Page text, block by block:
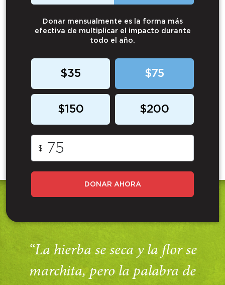
Donar mensualmente es la forma más
efectiva de multiplicar el impacto durante
todo el año.
$35 $75
$150 $200
$
DONAR AHORA
“La hierba se seca y la flor se
marchita, pero la palabra de